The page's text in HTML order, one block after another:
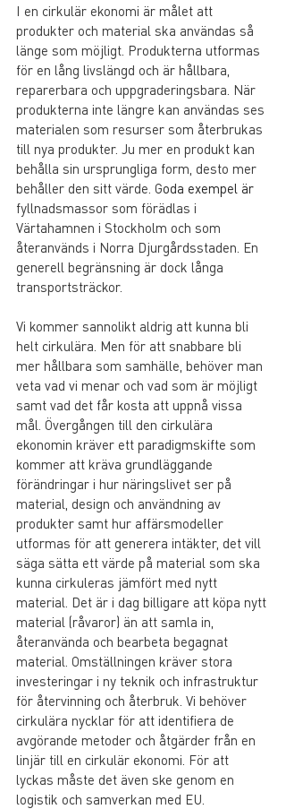
I en cirkulär ekonomi är målet att
produkter och material ska användas så
länge som möjligt. Produkterna utformas
för en lång livslängd och är hållbara,
reparerbara och uppgraderingsbara. När
produkterna inte längre kan användas ses
materialen som resurser som återbrukas
till nya produkter. Ju mer en produkt kan
behålla sin ursprungliga form, desto mer
behåller den sitt värde. Goda exempel är
fyllnadsmassor som förädlas i
Värtahamnen i Stockholm och som
återanvänds i Norra Djurgårdsstaden. En
generell begränsning är dock långa
transportsträckor.
Vi kommer sannolikt aldrig att kunna bli
helt cirkulära. Men för att snabbare bli
mer hållbara som samhälle, behöver man
veta vad vi menar och vad som är möjligt
samt vad det får kosta att uppnå vissa
mål. Övergången till den cirkulära
ekonomin kräver ett paradigmskifte som
kommer att kräva grundläggande
förändringar i hur näringslivet ser på
material, design och användning av
produkter samt hur affärsmodeller
utformas för att generera intäkter, det vill
säga sätta ett värde på material som ska
kunna cirkuleras jämfört med nytt
material. Det är i dag billigare att köpa nytt
material (råvaror) än att samla in,
återanvända och bearbeta begagnat
material. Omställningen kräver stora
investeringar i ny teknik och infrastruktur
för återvinning och återbruk. Vi behöver
cirkulära nycklar för att identifiera de
avgörande metoder och åtgärder från en
linjär till en cirkulär ekonomi. För att
lyckas måste det även ske genom en
logistik och samverkan med EU.